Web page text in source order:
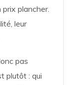
plancher.
leur
pas
plutôt : qui